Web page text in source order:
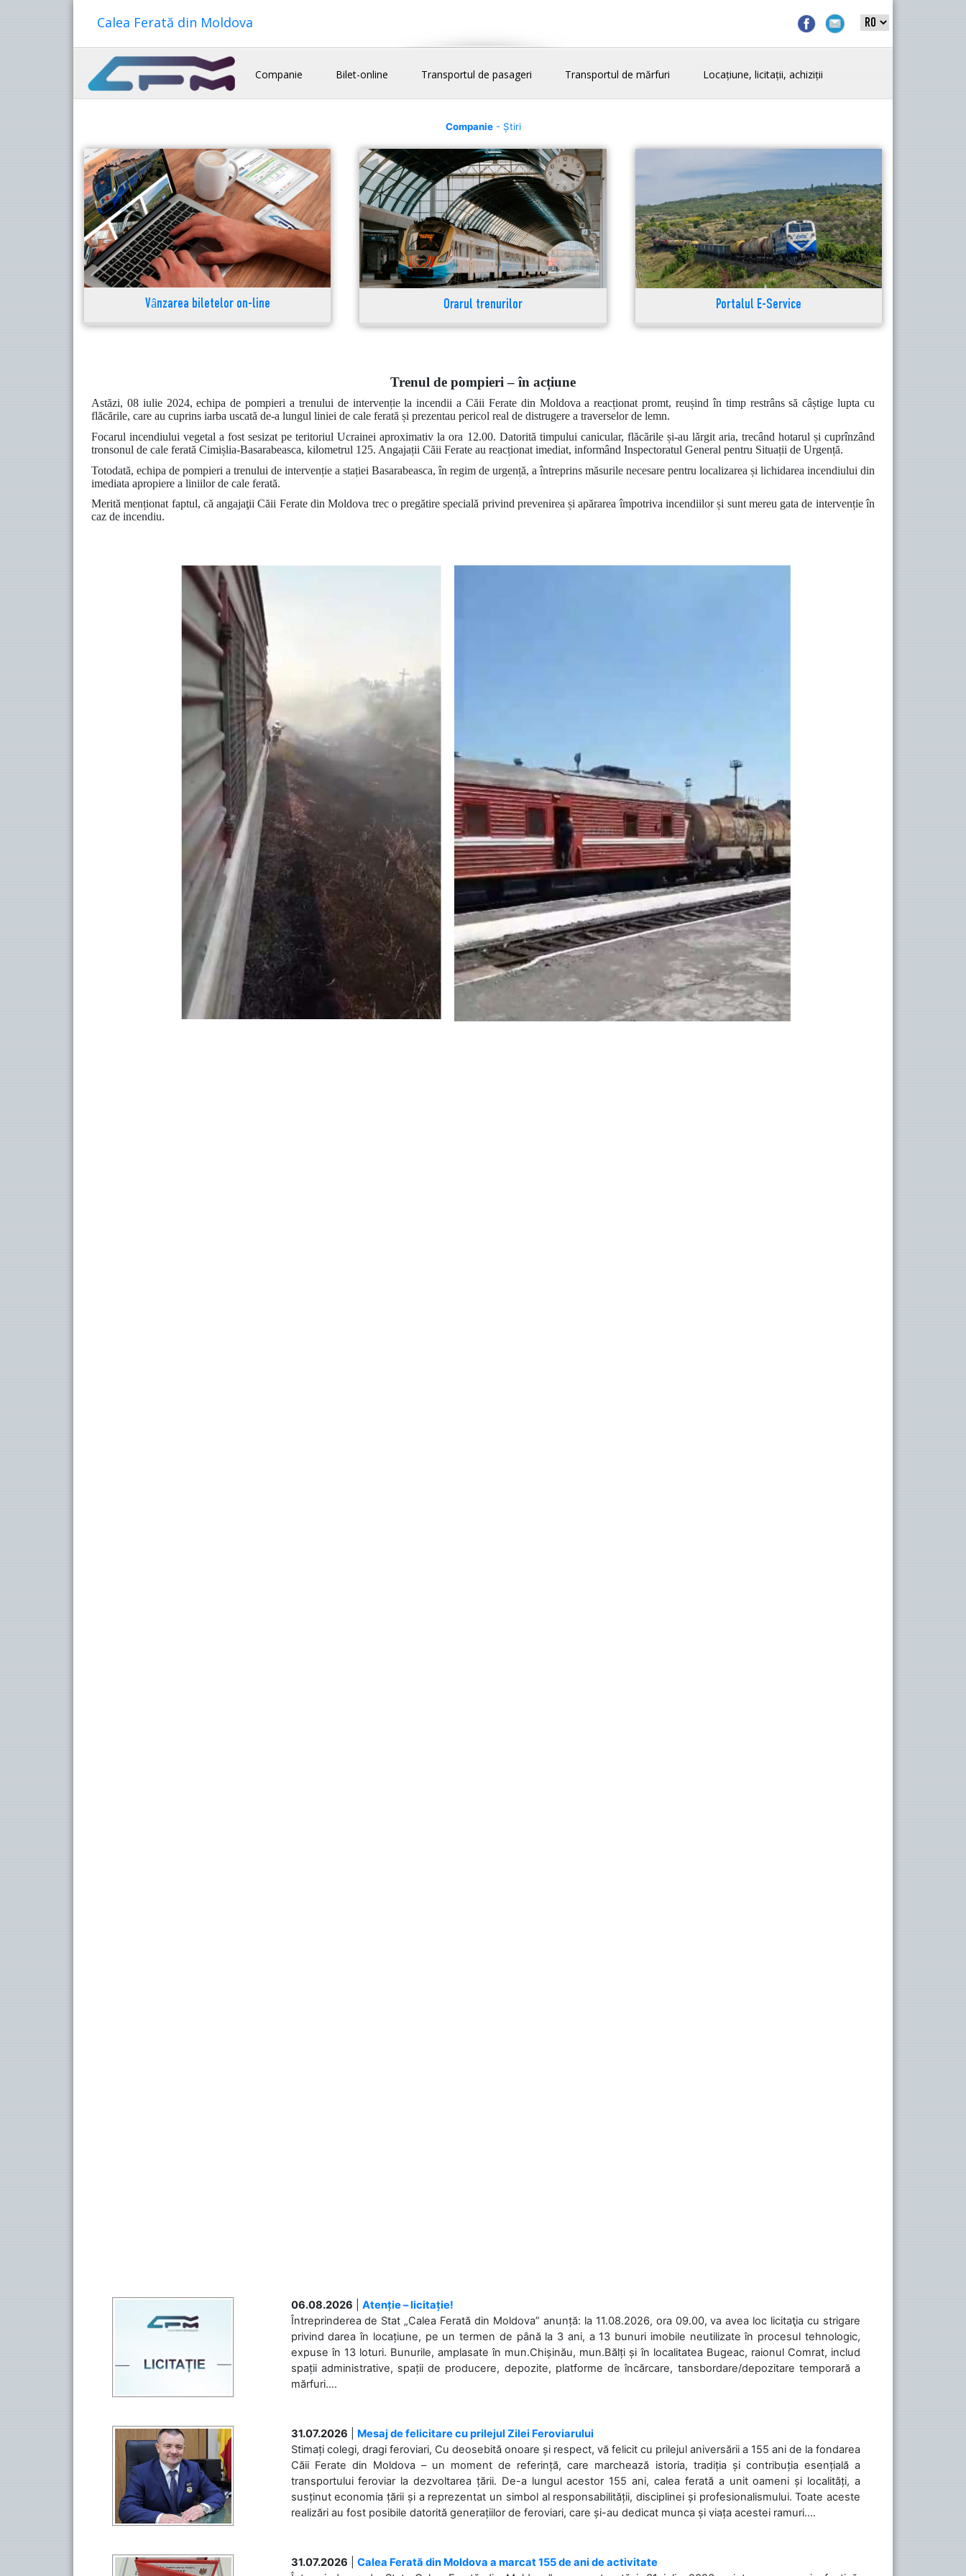
Calea Ferată din Moldova
Companie Bilet-online Transportul de pasageri Transportul de mărfuri Locațiune, licitații, achiziții
Companie- Știri
Vânzarea biletelor on-line Orarul trenurilor Portalul E-Service
Trenul de pompieri – în acțiune
Astăzi, 08 iulie 2024, echipa de pompieri a trenului de intervenție la incendii a Căii Ferate din Moldova a reacționat promt, reușind în timp restrâns să câștige lupta cu
flăcările, care au cuprins iarba uscată de-a lungul liniei de cale ferată și prezentau pericol real de distrugere a traverselor de lemn.
Focarul incendiului vegetal a fost sesizat pe teritoriul Ucrainei aproximativ la ora 12.00. Datorită timpului canicular, flăcările și-au lărgit aria, trecând hotarul și cuprînzând
tronsonul de cale ferată Cimișlia-Basarabeasca, kilometrul 125. Angajații Căii Ferate au reacționat imediat, informând Inspectoratul General pentru Situații de Urgență.
Totodată, echipa de pompieri a trenului de intervenție a stației Basarabeasca, în regim de urgență, a întreprins măsurile necesare pentru localizarea și lichidarea incendiului din
imediata apropiere a liniilor de cale ferată.
Merită menționat faptul, că angajaţii Căii Ferate din Moldova trec o pregătire specială privind prevenirea și apărarea împotriva incendiilor și sunt mereu gata de intervenție în
caz de incendiu.
06.08.2026
Atenție – licitație!
Întreprinderea de Stat „Calea Ferată din Moldova” anunță: la 11.08.2026, ora 09.00, va avea loc licitaţia cu strigare
privind darea în locațiune, pe un termen de până la 3 ani, a 13 bunuri imobile neutilizate în procesul tehnologic,
expuse în 13 loturi. Bunurile, amplasate în mun.Chișinău, mun.Bălți și în localitatea Bugeac, raionul Comrat, includ
spații administrative, spații de producere, depozite, platforme de încărcare, tansbordare/depozitare temporară a
mărfuri....
31.07.2026
Mesaj de felicitare cu prilejul Zilei Feroviarului
Stimați colegi, dragi feroviari, Cu deosebită onoare și respect, vă felicit cu prilejul aniversării a 155 ani de la fondarea
Căii Ferate din Moldova – un moment de referință, care marchează istoria, tradiția și contribuția esențială a
transportului feroviar la dezvoltarea țării. De-a lungul acestor 155 ani, calea ferată a unit oameni și localități, a
susținut economia țării și a reprezentat un simbol al responsabilității, disciplinei și profesionalismului. Toate aceste
realizări au fost posibile datorită generațiilor de feroviari, care și-au dedicat munca și viața acestei ramuri....
31.07.2026
Calea Ferată din Moldova a marcat 155 de ani de activitate